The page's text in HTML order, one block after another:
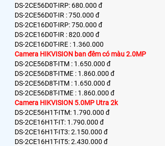
DS-2CE56D0T-IRP: 680.000 đ
DS-2CE56D0T-IR : 750.000 đ
DS-2CE16D0T-IRP: 750.000 đ
DS-2CE16D0T-IR : 820.000 đ
DS-2CE16D0T-IRE : 1.360.000
Camera HIKVISION ban đêm có màu 2.0MP
DS-2CE56D8T-ITM : 1.650.000 đ
DS-2CE56D8T-ITME : 1.860.000 đ
DS-2CE56D8T-ITM : 1.650.000 đ
DS-2CE56D8T-ITME : 1.860.000 đ
Camera HIKVISION 5.0MP Utra 2k
DS-2CE56H1T-ITM: 1.790.000 đ
DS-2CE16H1T-IT: 1.790.000 đ
DS-2CE16H1T-IT3: 2.150.000 đ
DS-2CE16H1T-IT5: 2.430.000 đ